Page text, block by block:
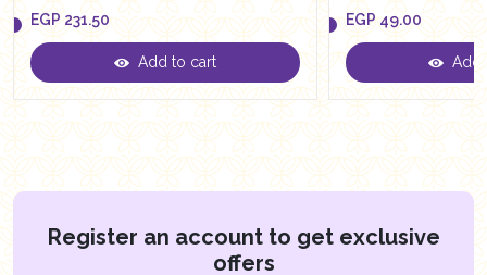
EGP
EGP 231.50
Add to cart EGP
EGP49.00
Add
Register an account to get exclusive
offers